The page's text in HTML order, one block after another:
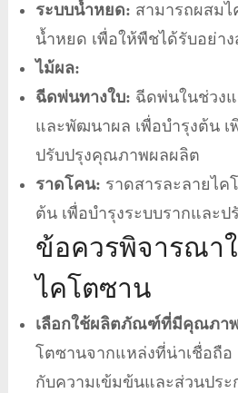
ระบบน้ำหยด: สามารถผสม
น้ำหยด เพื่อให้พืชได้รับอย่าง
ไม้ผล:
ฉีดพ่นทางใบ: ฉีดพ่นในช่วง
และพัฒนาผล เพื่อบำรุงต้น เ
ปรับปรุงคุณภาพผลผลิต
ราดโคน: ราดสารละลายไ
ต้น เพื่อบำรุงระบบรากและป
ข้อควรพิจารณา
ไคโตซาน
เลือกใช้ผลิตภัณฑ์ที่มีคุณภา
โตซานจากแหล่งที่น่าเชื่อถือ
กับความเข้มข้นและส่วนประ